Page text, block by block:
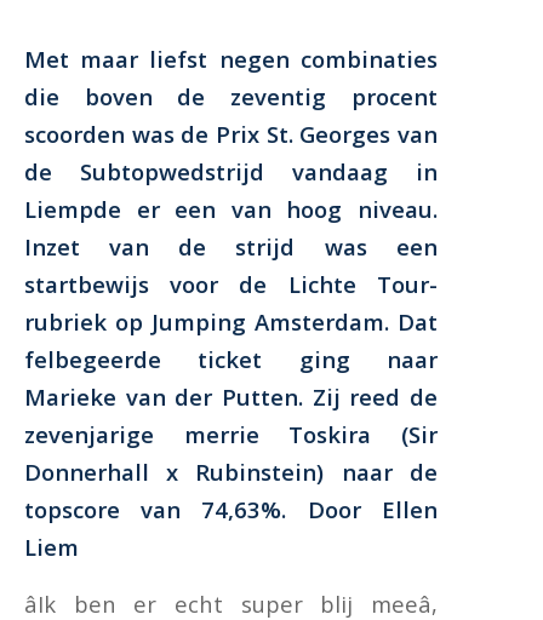
Met maar liefst negen combinaties
die boven de zeventig procent
scoorden was de Prix St. Georges van
de Subtopwedstrijd vandaag in
Liempde er een van hoog niveau.
Inzet van de strijd was een
startbewijs voor de Lichte Tour-
rubriek op Jumping Amsterdam. Dat
felbegeerde ticket ging naar
Marieke van der Putten. Zij reed de
zevenjarige merrie Toskira (Sir
Donnerhall x Rubinstein) naar de
topscore van 74,63%. Door Ellen
Liem
âIk ben er echt super blij meeâ,